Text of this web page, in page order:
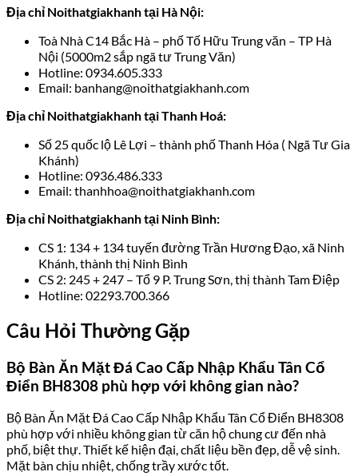
Địa chỉ Noithatgiakhanh tại Hà Nội:
Toà Nhà C14 Bắc Hà – phố Tố Hữu Trung văn – TP Hà
Nội (5000m2 sắp ngã tư Trung Văn)
Hotline: 0934.605.333
Email: banhang@noithatgiakhanh.com
Địa chỉ Noithatgiakhanh tại Thanh Hoá:
Số 25 quốc lộ Lê Lợi – thành phố Thanh Hóa ( Ngã Tư Gia
Khánh)
Hotline: 0936.486.333
Email: thanhhoa@noithatgiakhanh.com
Địa chỉ Noithatgiakhanh tại Ninh Bình:
CS 1: 134 + 134 tuyến đường Trần Hương Đạo, xã Ninh
Khánh, thành thị Ninh Bình
CS 2: 245 + 247 – Tổ 9 P. Trung Sơn, thị thành Tam Điệp
Hotline: 02293.700.366
Câu Hỏi Thường Gặp
Bộ Bàn Ăn Mặt Đá Cao Cấp Nhập Khẩu Tân Cổ
Điển BH8308 phù hợp với không gian nào?
Bộ Bàn Ăn Mặt Đá Cao Cấp Nhập Khẩu Tân Cổ Điển BH8308
phù hợp với nhiều không gian từ căn hộ chung cư đến nhà
phố, biệt thự. Thiết kế hiện đại, chất liệu bền đẹp, dễ vệ sinh.
Mặt bàn chịu nhiệt, chống trầy xước tốt.